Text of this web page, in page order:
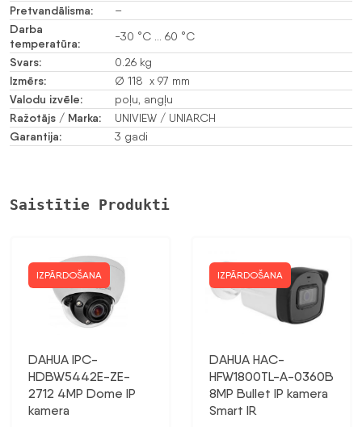
Pretvandālisma: –
Darba
temperatūra:
-30 °C … 60 °C
Svars: 0.26 kg
Izmērs: Ø 118 x 97 mm
Valodu izvēle: poļu, angļu
Ražotājs / Marka: UNIVIEW / UNIARCH
Garantija: 3 gadi
Saistītie Produkti
IZPĀRDOŠANA
DAHUA IPC-
HDBW5442E-ZE-
2712 4MP Dome IP
kamera
IZPĀRDOŠANA
DAHUA HAC-
HFW1800TL-A-0360B
8MP Bullet IP kamera
Smart IR